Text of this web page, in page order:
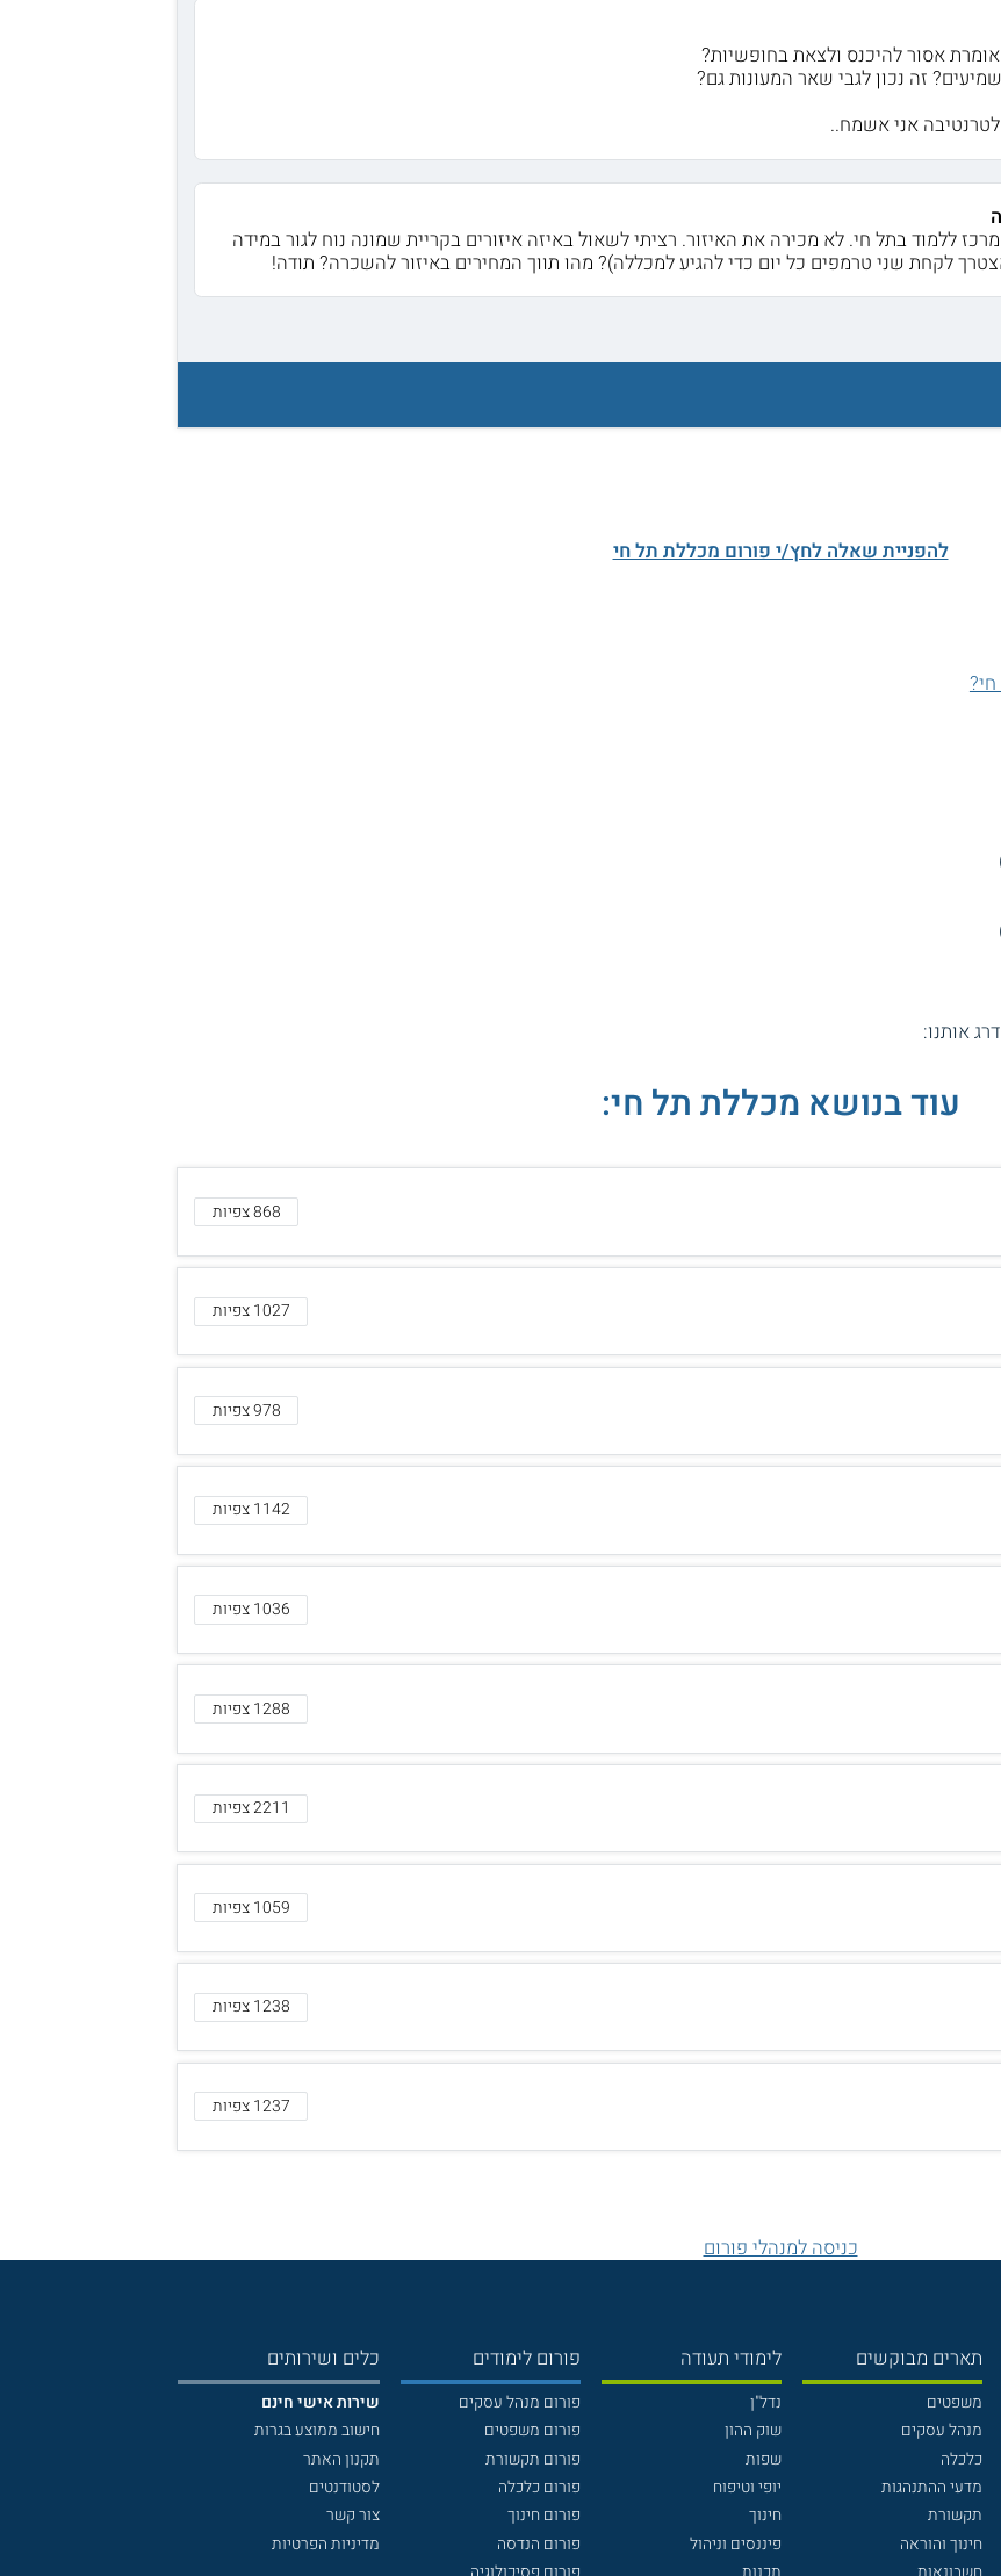
אסור להיכנס ולצאת בחופשיות?
זה נכון לגבי שאר המעונות גם?
אני אשמח..
ללמוד בתל חי. לא מכירה את האיזור. רציתי לשאול באיזה איזורים בקריית שמונה נוח לגור במידה
לקחת שני טרמפים כל יום כדי להגיע למכללה)? מהו תווך המחירים באיזור להשכרה? תודה!
להפניית שאלה לחץ/י פורום מכללת תל חי
אותנו:
עוד בנושא מכללת תל חי:
868 צפיות
1027 צפיות
978 צפיות
1142 צפיות
1036 צפיות
1288 צפיות
2211 צפיות
1059 צפיות
1238 צפיות
1237 צפיות
כניסה למנהלי פורום
תארים מבוקשים
משפטים
מנהל עסקים
כלכלה
מדעי ההתנהגות
תקשורת
חינוך והוראה
לימודי תעודה
נדל"ן
שוק ההון
שפות
יופי וטיפוח
חינוך
פיננסים וניהול
פורום לימודים
פורום מנהל עסקים
פורום משפטים
פורום תקשורת
פורום כלכלה
פורום חינוך
פורום הנדסה
כלים ושירותים
שירות אישי חינם
חישוב ממוצע בגרות
תקנון האתר
לסטודנטים
צור קשר
מדיניות הפרטיות